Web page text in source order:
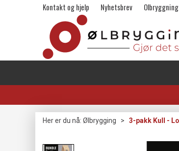
Kontakt og hjelp Nyhetsbrev
Her er du nå: Ølbrygging > 3-pakk Kull -